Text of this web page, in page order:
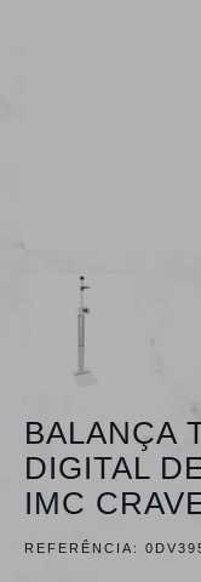
BALANÇA
DIGITAL
IMC
REFERÊNCIA: